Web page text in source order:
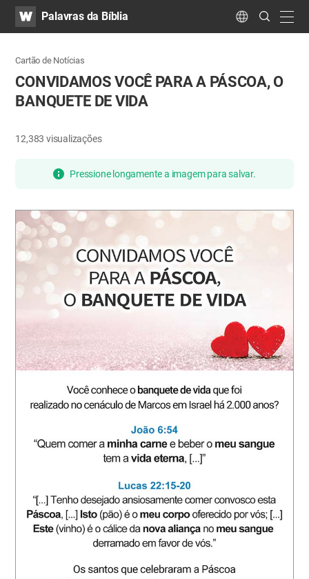
WATVPalavras da Bíblia Language
Search
Submit
Cartão de Notícias
CONVIDAMOS VOCÊ PARA A PÁSCOA, O
BANQUETE DE VIDA
12,383visualizações
Pressione longamente a imagem para salvar.